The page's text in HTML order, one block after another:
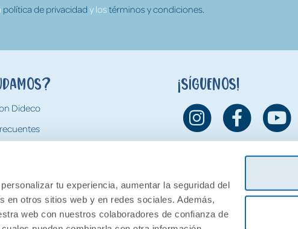
tu experiencia, aumentar la seguridad del
en otros sitios web y en redes sociales. Además,
web con nuestros colaboradores de confianza de
política de privacidad y lostérminos y condiciones.
Dideco
¡Síguenos!